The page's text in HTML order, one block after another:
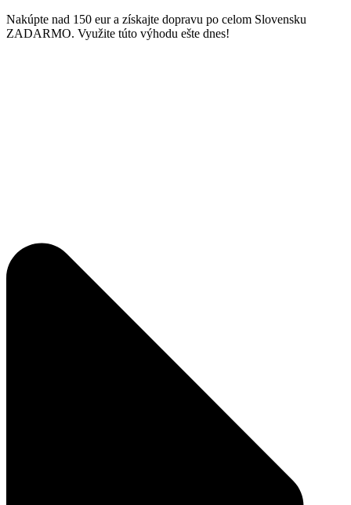
Nakúpte nad 150 eur a získajte dopravu po celom Slovensku
ZADARMO. Využite túto výhodu ešte dnes!